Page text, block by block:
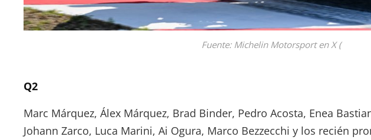
Fuente: Michelin Motorsport en X (
Q2
Marc Márquez, Álex Márquez, Brad Binder, Pedro Acosta, Enea
Johann Zarco, Luca Marini, Ai Ogura, Marco Bezzecchi y los recién